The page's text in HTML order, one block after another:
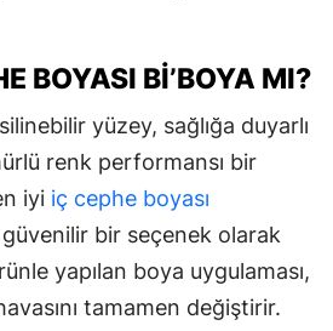
BOYASI BI’BOYA MI?
yüzey, sağlığa duyarlı
renk performansı bir
iyi iç cephe boyası
güvenilir bir seçenek olarak
yapılan boya uygulaması,
tamamen değiştirir.